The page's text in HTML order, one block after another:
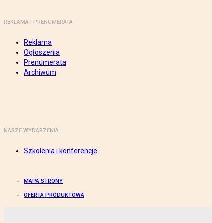
REKLAMA I PRENUMERATA
Reklama
Ogłoszenia
Prenumerata
Archiwum
NASZE WYDARZENIA
Szkolenia i konferencje
MAPA STRONY
OFERTA PRODUKTOWA